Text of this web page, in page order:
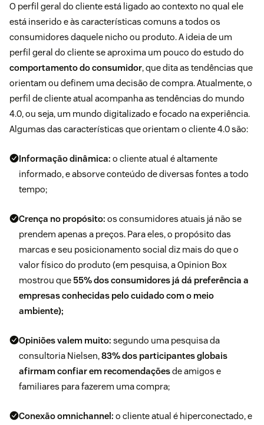
O perfil geral do cliente está ligado ao contexto no qual ele
está inserido e às características comuns a todos os
consumidores daquele nicho ou produto. A ideia de um
perfil geral do cliente se aproxima um pouco do estudo do
comportamento do consumidor, que dita as tendências que
orientam ou definem uma decisão de compra. Atualmente, o
perfil de cliente atual acompanha as tendências do mundo
4.0, ou seja, um mundo digitalizado e focado na experiência.
Algumas das características que orientam o cliente 4.0 são:
Informação dinâmica: o cliente atual é altamente
informado, e absorve conteúdo de diversas fontes a todo
tempo;
Crença no propósito: os consumidores atuais já não se
prendem apenas a preços. Para eles, o propósito das
marcas e seu posicionamento social diz mais do que o
valor físico do produto (em pesquisa, a Opinion Box
mostrou que 55% dos consumidores já dá preferência a
empresas conhecidas pelo cuidado com o meio
ambiente);
Opiniões valem muito: segundo uma pesquisa da
consultoria Nielsen,83% dos participantes globais
afirmam confiar em recomendaçõesde amigos e
familiares para fazerem uma compra;
Conexão omnichannel: o cliente atual é hiperconectado, e